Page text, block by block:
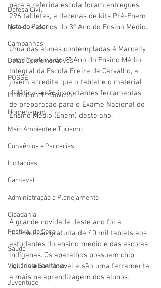
Defesa Civil
Nota de Pesar
Campanhas
Datas Comemorativas
POSSE
Institucional e Governo
Homenagem
Meio Ambiente e Turismo
Convênios e Parcerias
Licitações
Carnaval
Administração e Planejamento
Cidadania
Festival do Coco
Saúde
Vigilãncia Sanitária
Juventude
para a referida escola foram entregues
296 tabletes, e dezenas de kits Pré-Enem
para os alunos do 3º Ano do Ensino Médio.
Uma das alunas contempladas é Marcelly
Jamilly aluna do 2º Ano do Ensino Médio
Integral da Escola Freire de Carvalho, a
jovem acredita que o tablet e o material
didático serão importantes ferramentas
de preparação para o Exame Nacional do
Ensino Médio (Enem) deste ano.
A grande novidade deste ano foi a
distribuição gratuita de 40 mil tablets aos
estudantes do ensino médio e das escolas
indígenas. Os aparelhos possuem chip
com internet móvel e são uma ferramenta
a mais na aprendizagem dos alunos.